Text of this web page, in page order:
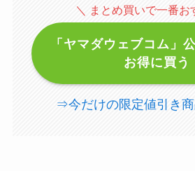
＼ まとめ買いで一番お
「ヤマダウェブコム」
お得に買う
⇒今だけの限定値引き